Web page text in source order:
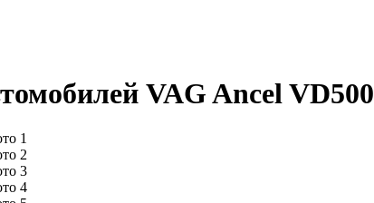
VAG Ancel VD500